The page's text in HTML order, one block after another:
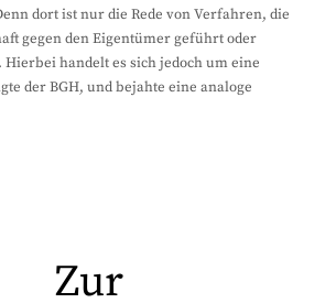
dort ist nur die Rede von Verfahren, die
gegen den Eigentümer geführt oder
handelt es sich jedoch um eine
der BGH, und bejahte eine analoge
Zur